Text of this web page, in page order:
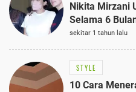
Nikita Mirzani
Selama 6
Terungkap!
sekitar 1 tahun lalu
STYLE
10 Cara